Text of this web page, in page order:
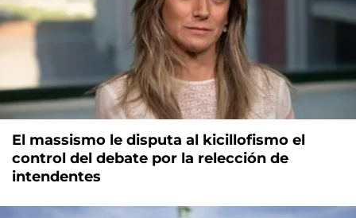
El massismo le disputa al kicillofismo el
control del debate por la relección de
intendentes